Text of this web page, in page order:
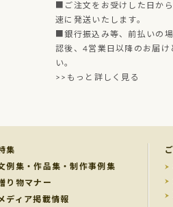
■ご注文をお受けした日か
速に発送いたします。
■銀行振込み等、前払いの
認後、4営業日以降のお届け
い。
>>もっと詳しく見る
集
例集・作品集・制作事例集
り物マナー
ディア掲載情報